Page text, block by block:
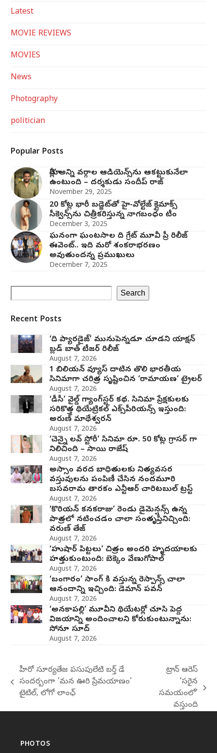
Latest
MOVIE REVIEWS
MOVIES
News
Photography
politician
Popular Posts
మోగ్లీ’ అన్ని వర్గాల ఆడియెన్స్‌ను ఆకట్టుకునేలా
ఉంటుంది – దర్శకుడు సందీప్ రాజ్
November 29, 2025
20 కోట్ల భారీ బడ్జెట్‌తో హై-వోల్టేజ్ క్లైమాక్స్
సీక్వెన్స్‌ను చిత్రీకరిస్తున్న నాగబంధం టీం
December 3, 2025
ఘనంగా ఘంటసాల ది గ్రేట్ మూవీ ప్రీ రిలీజ్
ఈవెంట్.. ఇది మరో శంకరాభరణం
అవుతుందన్న ప్రముఖులు
December 7, 2025
Search
Recent Posts
‘ది ప్యారడైజ్’ మునుపెన్నడూ చూడని యాక్షన్
బ్లడ్ బాత్ టీజర్ రిలీజ్
August 7, 2026
1 బిలియన్ వ్యూస్ దాటిన తొలి భారతీయ
సినిమాగా చరిత్ర సృష్టించిన ‘రామాయణ’ ట్రైలర్
August 7, 2026
‘డీసీ’ వైల్డ్ గ్యాంగ్‌స్టర్ కథ. సినిమా ప్రేక్షకులకు
సరికొత్త థియేట్రికల్ ఎక్స్‌పీరియన్స్ ఇస్తుంది:
అరుణ్ మాథేశ్వరన్
August 7, 2026
‘చెన్నై లవ్ స్టోరీ’ సినిమా రూ. 50 కోట్ల గ్రాసర్ గా
నిలిచింది – సాయి రాజేష్
August 7, 2026
అస్సాం వరద బాధితులకు నిత్యవసర
వస్తువులను పంపిణీ చేసిన నందమూరి
బసవరామ తారకం ఎన్టీఆర్ చారిటబుల్ ట్రస్ట్
August 7, 2026
‘కొరియన్ కనకరాజు’ రెండు డైమెన్షన్స్ ఉన్న
పాత్రలో నటించడం చాలా సంతృప్తినిచ్చింది:
వరుణ్ తేజ్
August 7, 2026
‘హుషార్‌ పిట్టలు’ చిత్రం అందరి హృదయాలకు
హత్తుకుంటుంది: బెక్కెం వేణుగోపాల్‌
August 7, 2026
‘బంగారం’ సాంగ్ కి వస్తున్న రెస్పాన్స్ చాలా
ఆనందాన్ని ఇచ్చింది: డెమాన్ పవన్
August 7, 2026
‘అనకాపల్లి’ మూవీని థియేటర్లో చూసి పెద్ద
విజయాన్ని అందించాలని కోరుకుంటున్నాను:
సోనూ సూద్
August 7, 2026
previous
post:
హీరో సూర్యతేజ పసుపులేటి బర్త్ డే
సందర్బంగా ‘మన ఊరి ప్రేమయాణం’
టైటిల్, లోగో లాంఛ్
next
ట్రాన్ ఆరెస్
‘సరైన
సమయంలో’
వస్తుంది
PHOTOS